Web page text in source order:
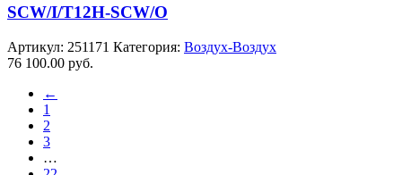
SCW/I/T12H-SCW/O
Артикул: 251171 Категория: Воздух-Воздух
76 100.00 руб.
←
1
2
3
…